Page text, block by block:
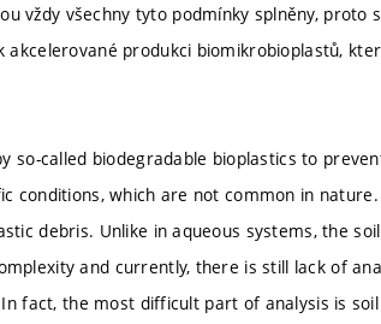
vždy všechny tyto podmínky splněny, proto
akcelerované produkci biomikrobioplastů,
so-called biodegradable bioplastics to
conditions, which are not common in
debris. Unlike in aqueous systems, the
and currently, there is still lack of
fact, the most difficult part of analysis is